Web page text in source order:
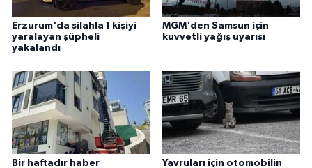
Erzurum'da silahla 1 kişiyi
yaralayan şüpheli
yakalandı
MGM'den Samsun için
kuvvetli yağış uyarısı
Bir haftadır haber
Yavruları için otomobilin